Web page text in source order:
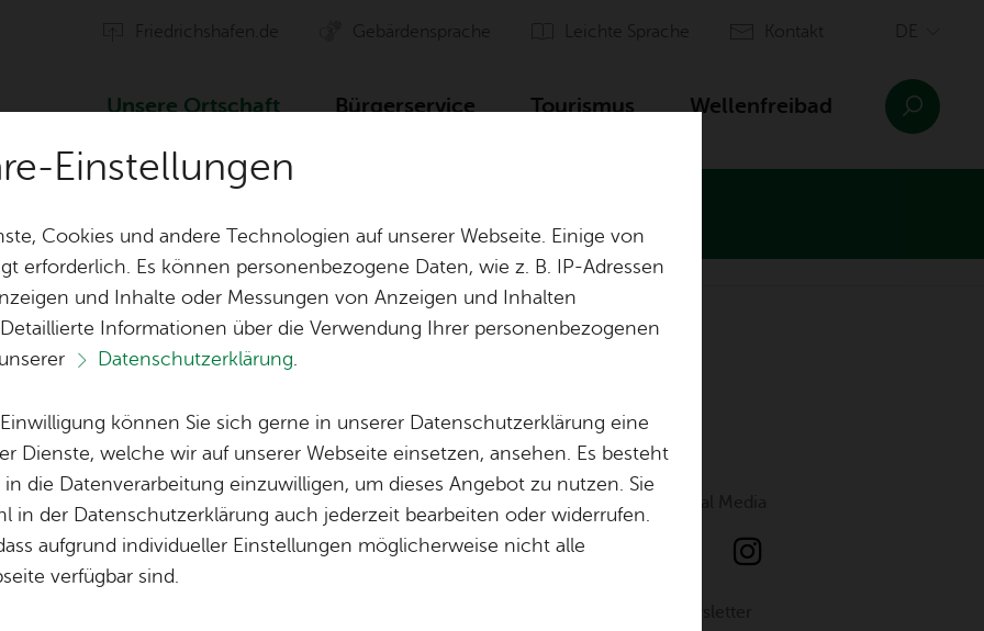
Fried­richs­ha­fen.de Ge­bär­den­spra­che Leich­te Spra­che Kon­takt
Un­se­re Ort­schaft Bür­ger­ser­vice Tou­ris­mus Wel­len­frei­bad
Orts­vor­ste­her & Ort­schafts­rat
Lo­ka­le Agen­da
Ak­ti­on Ge­mein­sinn Ai­lin­gen
Bil­der
Wei­te­re Infos
Orts­plan
Für Gast­ge­ber
The­men
Un­se­re Ort­schaft
Einstellungen
Cookies und andere Technologien auf unserer Webseite. Einige von
erforderlich. Es können personenbezogene Daten, wie z. B. IP-Adressen
und Inhalte oder Messungen von Anzeigen und Inhalten
Informationen über die Verwendung Ihrer personenbezogenen
Datenschutzerklärung.
können Sie sich gerne in unserer Datenschutzerklärung eine
Dienste, welche wir auf unserer Webseite einsetzen, ansehen. Es besteht
die Datenverarbeitung einzuwilligen, um dieses Angebot zu nutzen. Sie
in der Datenschutzerklärung auch jederzeit bearbeiten oder widerrufen.
aufgrund individueller Einstellungen möglicherweise nicht alle
verfügbar sind.